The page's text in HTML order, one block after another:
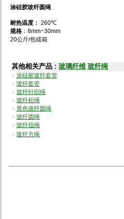
涂硅胶玻纤圆绳
耐热温度： 260℃
规格 ：
20公斤/包或箱
其他相关产品 : 玻璃纤维 玻纤绳
» 涂硅胶玻纤套管
» 玻纤套管
» 玻纤针织绳
» 玻纤松绳
» 黑色玻纤圆绳
» 玻纤圆绳
» 玻纤扭绳
» 玻纤方绳